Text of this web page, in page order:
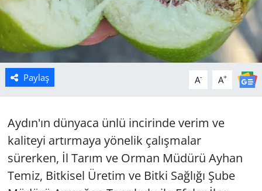
Paylaş A- A+
Aydın'ın dünyaca ünlü incirinde verim ve
kaliteyi artırmaya yönelik çalışmalar
sürerken, İl Tarım ve Orman Müdürü Ayhan
Temiz, Bitkisel Üretim ve Bitki Sağlığı Şube